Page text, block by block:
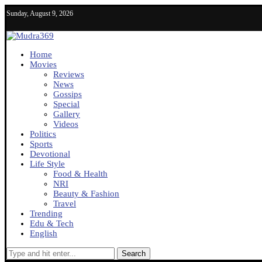
Sunday, August 9, 2026
Home
Movies
Reviews
News
Gossips
Special
Gallery
Videos
Politics
Sports
Devotional
Life Style
Food & Health
NRI
Beauty & Fashion
Travel
Trending
Edu & Tech
English
Search